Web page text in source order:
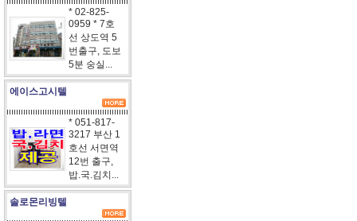
* 02-825-
0959 * 7호
선 상도역 5
번출구, 도보
5분 숭실...
에이스고시텔
* 051-817-
3217 부산 1
호선 서면역
12번 출구,
밥.국.김치...
솔로몬리빙텔